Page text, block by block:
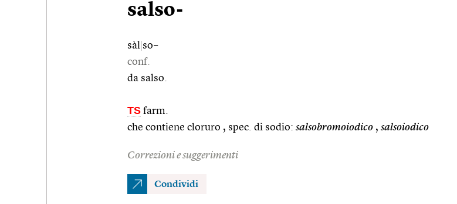
salso-
sàl so–
conf.
da salso.
TS farm.
che contiene cloruro , spec. di sodio: salsobromoiodico , salsoiodico
Correzioni e suggerimenti
Condividi